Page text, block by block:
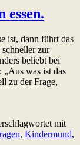
essen.
ist, dann führt das
zur
beliebt bei
„Aus was ist das
zu der Frage,
mit
, Kindermund,